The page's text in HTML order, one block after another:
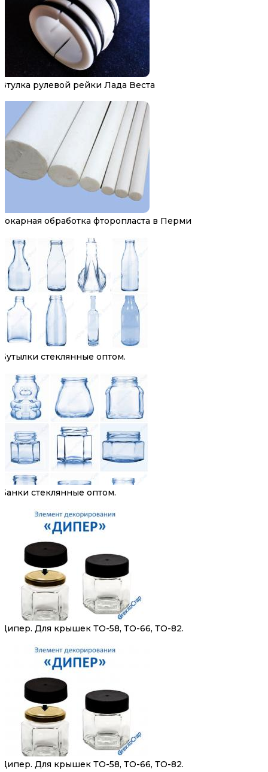
Втулка рулевой рейки Лада Веста
Токарная обработка фторопласта в Перми
Бутылки стеклянные оптом.
Банки стеклянные оптом.
Дипер. Для крышек ТО-58, ТО-66, ТО-82.
Дипер. Для крышек ТО-58, ТО-66, ТО-82.